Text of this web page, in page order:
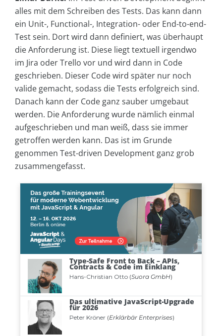
alles mit dem Schreiben des Tests. Das kann dann
ein Unit-, Functional-, Integration- oder End-to-end-
Test sein. Dort wird dann definiert, was überhaupt
die Anforderung ist. Diese liegt textuell irgendwo
im Jira oder Trello vor und wird dann in Code
geschrieben. Dieser Code wird später nur noch
valide gemacht, sodass die Tests erfolgreich sind.
Danach kann der Code ganz sauber umgebaut
werden. Die Anforderung wurde nämlich einmal
aufgeschrieben und man weiß, dass sie immer
getroffen werden kann. Das ist im Grunde
genommen Test-driven Development ganz grob
zusammengefasst.